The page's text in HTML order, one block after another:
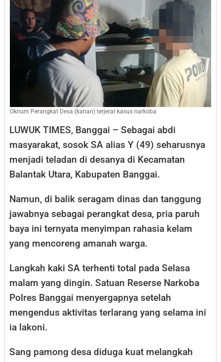
Balantak
Utara
Banggai
Diciduk
Polisi
Oknum Perangkat Desa (kanan) terjerat kasus narkoba
LUWUK TIMES, Banggai – Sebagai abdi
masyarakat, sosok SA alias Y (49) seharusnya
menjadi teladan di desanya di Kecamatan
Balantak Utara, Kabupaten Banggai.
Namun, di balik seragam dinas dan tanggung
jawabnya sebagai perangkat desa, pria paruh
baya ini ternyata menyimpan rahasia kelam
yang mencoreng amanah warga.
​Langkah kaki SA terhenti total pada Selasa
malam yang dingin. Satuan Reserse Narkoba
Polres Banggai menyergapnya setelah
mengendus aktivitas terlarang yang selama ini
ia lakoni.
Sang pamong desa diduga kuat melangkah